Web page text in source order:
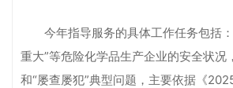
今年指导服务的具体工作任务包括
重大”等危险化学品生产企业的安全状况
和“屡查屡犯”典型问题，主要依据《